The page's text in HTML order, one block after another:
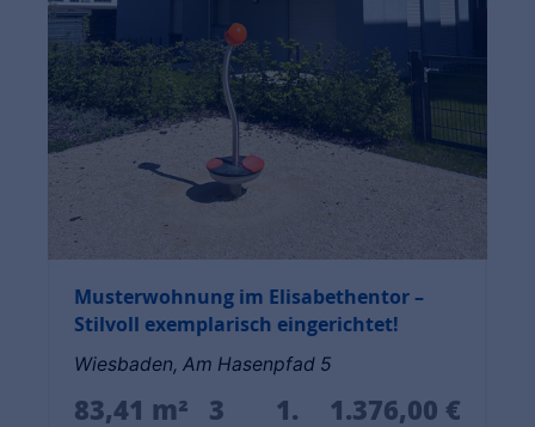
Musterwohnung im Elisabethentor –
Stilvoll exemplarisch eingerichtet!
Wiesbaden, Am Hasenpfad 5
83,41 m² 3 1. 1.376,00 €